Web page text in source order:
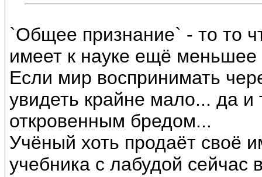
`Общее признание` - то то
имеет к науке ещё
Если мир воспринимать
увидеть крайне мало... да и
откровенным бредом...
Учёный хоть продаёт своё
учебника с лабудой сейчас